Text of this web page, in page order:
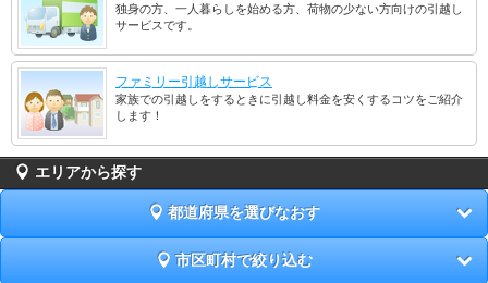
独身の方、一人暮らしを始める方、荷物の少ない方向けの引越し
サービスです。
ファミリー引越しサービス
家族での引越しをするときに引越し料金を安くするコツをご紹介
します！
エリアから探す
都道府県を選びなおす
市区町村で絞り込む